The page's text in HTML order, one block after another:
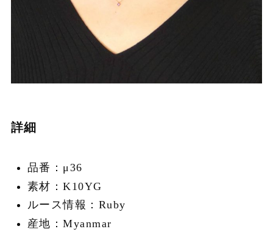
詳細
品番：μ36
素材：K10YG
ルース情報：Ruby
産地：Myanmar